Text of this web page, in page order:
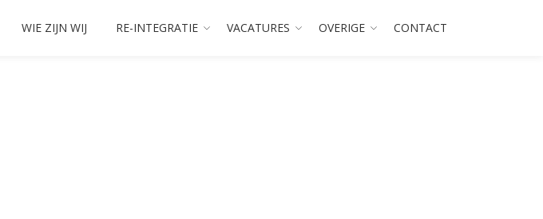
WIE ZIJN WIJ RE-INTEGRATIE VACATURES OVERIGE CONTACT